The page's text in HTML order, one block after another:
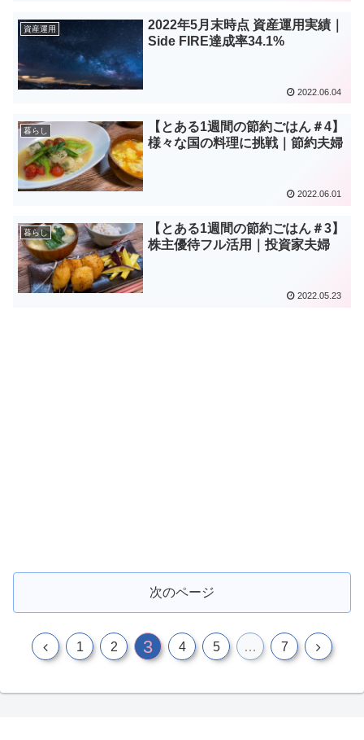
資産運用
2022年5月末時点 資産運用実績｜
Side FIRE達成率34.1%
2022.06.04
暮らし
【とある1週間の節約ごはん＃4】
様々な国の料理に挑戦｜節約夫婦
2022.06.01
暮らし
【とある1週間の節約ごはん＃3】
株主優待フル活用｜投資家夫婦
2022.05.23
次のページ
前
1 2 3 4 5 … 7
次